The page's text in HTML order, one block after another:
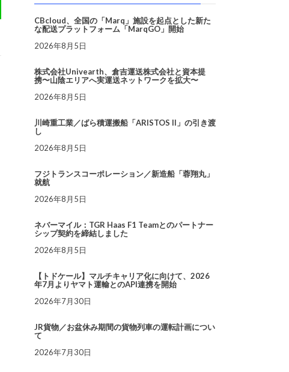
CBcloud、全国の「Marq」施設を起点とした新た
な配送プラットフォーム「MarqGO」開始
2026年8月5日
株式会社Univearth、倉吉運送株式会社と資本提
携〜山陰エリアへ実運送ネットワークを拡大〜
2026年8月5日
川崎重工業／ばら積運搬船「ARISTOS II」の引き渡
し
2026年8月5日
フジトランスコーポレーション／新造船「蓉翔丸」
就航
2026年8月5日
ネバーマイル：TGR Haas F1 Teamとのパートナー
シップ契約を締結しました
2026年8月5日
【トドケール】マルチキャリア化に向けて、2026
年7月よりヤマト運輸とのAPI連携を開始
2026年7月30日
JR貨物／お盆休み期間の貨物列車の運転計画につい
て
2026年7月30日